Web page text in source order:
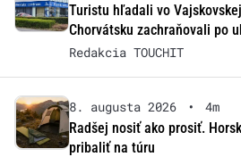
Turistu hľadali vo
Chorvátsku zachraňovali po
Redakcia TOUCHIT
8. augusta 2026 •
4m
Radšej nosiť ako prosiť.
pribaliť na túru